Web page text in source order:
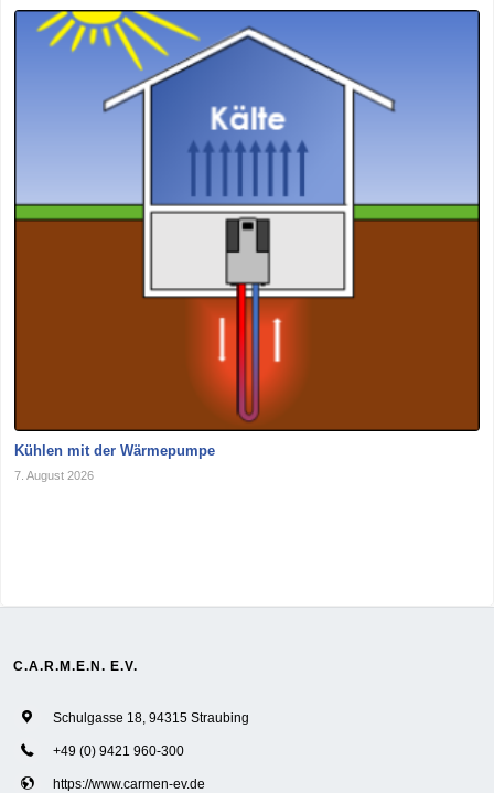
Kühlen mit der Wärmepumpe
7. August 2026
C.A.R.M.E.N. E.V.
Schulgasse 18, 94315 Straubing
+49 (0) 9421 960-300
https://www.carmen-ev.de